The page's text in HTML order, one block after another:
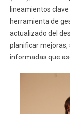
lineamientos
herramienta de
actualizado del
planificar mejoras,
informadas que